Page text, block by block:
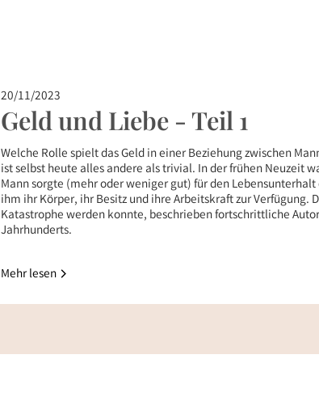
20/11/2023
Geld und Liebe - Teil 1
Welche Rolle spielt das Geld in einer Beziehung zwischen
ist selbst heute alles andere als trivial. In der frühen Neuzeit
Mann sorgte (mehr oder weniger gut) für den Lebensunterhalt
ihm ihr Körper, ihr Besitz und ihre Arbeitskraft zur Verfügung.
Katastrophe werden konnte, beschrieben fortschrittliche
Jahrhunderts.
Mehr lesen